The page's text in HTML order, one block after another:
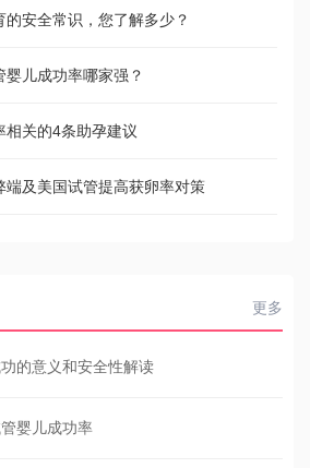
安全常识，您了解多少？
儿成功率哪家强？
相关的4条助孕建议
端及美国试管提高获卵率对策
更多
的意义和安全性解读
婴儿成功率